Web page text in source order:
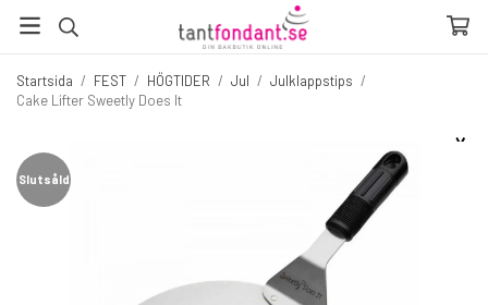
Startsida / FEST / HÖGTIDER / Jul / Julklappstips /
Cake Lifter Sweetly Does It
☓
Slutsåld